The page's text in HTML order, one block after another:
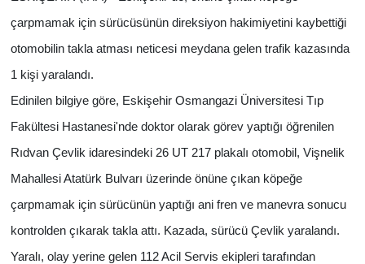
çarpmamak için sürücüsünün direksiyon hakimiyetini kaybettiği
otomobilin takla atması neticesi meydana gelen trafik kazasında
1 kişi yaralandı.
Edinilen bilgiye göre, Eskişehir Osmangazi Üniversitesi Tıp
Fakültesi Hastanesi'nde doktor olarak görev yaptığı öğrenilen
Rıdvan Çevlik idaresindeki 26 UT 217 plakalı otomobil, Vişnelik
Mahallesi Atatürk Bulvarı üzerinde önüne çıkan köpeğe
çarpmamak için sürücünün yaptığı ani fren ve manevra sonucu
kontrolden çıkarak takla attı. Kazada, sürücü Çevlik yaralandı.
Yaralı, olay yerine gelen 112 Acil Servis ekipleri tarafından
Genel
Çevre
Magazin
Bilim ve Teknoloji